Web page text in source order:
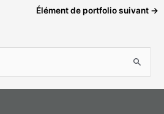
Élément de portfolio suivant →